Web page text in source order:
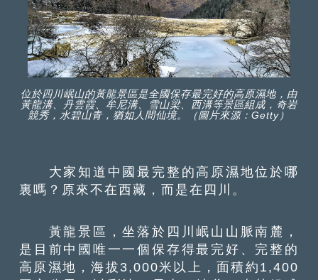
位於四川岷山的黃龍景區是全國保存最完好的高原濕地，由
黃龍溝、丹雲霞、牟尼溝、雪山梁、西溝等景區組成，奇岩
競秀，水碧山青，猶如人間仙境。（圖片來源：Getty）
大家知道中國最完整的高原濕地位於哪
裏嗎？原來不在西藏，而是在四川。
黃龍景區，坐落於四川岷山山脈南麓，
是目前中國唯一一個保存得最完好、完整的
高原濕地，海拔3,000米以上，面積約1,400